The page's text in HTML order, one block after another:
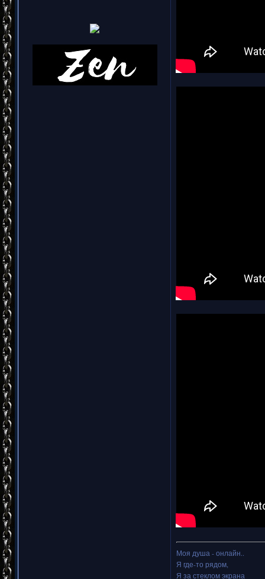
Моя душа - онлайн..
Я где-то рядом,
Я за стеклом экрана